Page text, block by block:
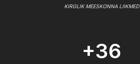
KIRGLIK MEESKONNA LIIKMED
+36